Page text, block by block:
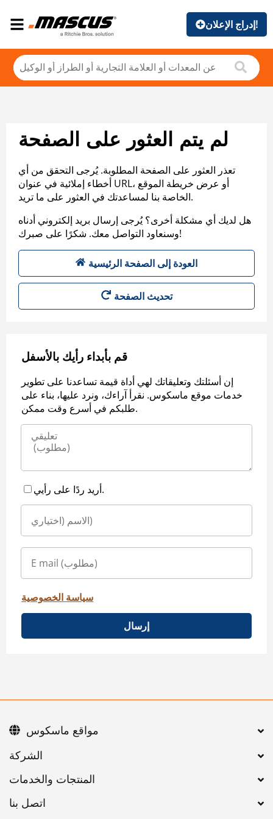
إدراج الإعلان!
لم يتم العثور على الصفحة
تعذر العثور على الصفحة المطلوبة. يُرجى التحقق من أي
أخطاء إملائية في عنوان URL، أو عرض خريطة الموقع
الخاصة بنا لمساعدتك في العثور على ما تريد.
هل لديك أي مشكلة أخرى؟ يُرجى إرسال بريد إلكتروني أدناه
وسنعاود التواصل معك. شكرًا على صبرك!
العودة إلى الصفحة الرئيسية
تحديث الصفحة
قم بأبداء رأيك بالأسفل
إن أسئلتك وتعليقاتك لهي أداة قيمة تساعدنا على تطوير
خدمات موقع ماسكوس. نقرأ آراءك، ونرد عليها، بناء على
طلبكم في أسرع وقت ممكن.
أريد ردًا على رأيي.
سياسة الخصوصية
إرسال
اتصل بنا
مواقع ماسكوس